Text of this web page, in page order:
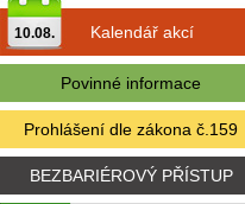
10.08. Kalendář akcí
Povinné informace
Prohlášení dle zákona č.159
BEZBARIÉROVÝ PŘÍSTUP